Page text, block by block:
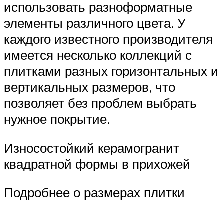
использовать разноформатные
элементы различного цвета. У
каждого известного производителя
имеется несколько коллекций с
плитками разных горизонтальных и
вертикальных размеров, что
позволяет без проблем выбрать
нужное покрытие.
Износостойкий керамогранит
квадратной формы в прихожей
Подробнее о размерах плитки